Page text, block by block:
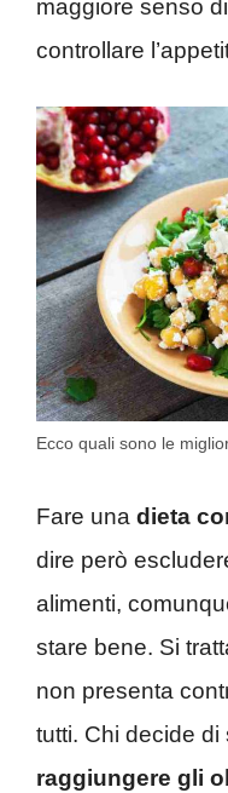
maggiore senso
controllare
Ecco quali sono le
Fare una dieta
dire però
alimenti,
stare bene. Si
non presenta
tutti. Chi decide di
raggiungere gli